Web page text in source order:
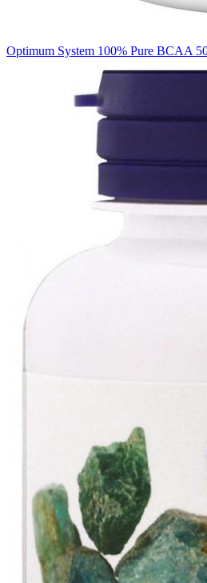
Optimum System 100% Pure BCAA